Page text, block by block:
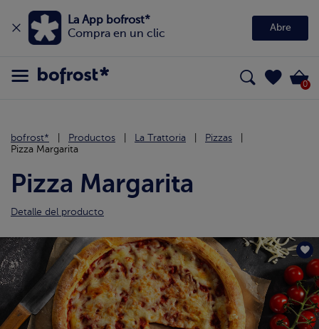
La App bofrost*
Compra en un clic
Abre
0
bofrost* Productos La Trattoria
Pizzas
Pizza Margarita
Pizza Margarita
Detalle del producto